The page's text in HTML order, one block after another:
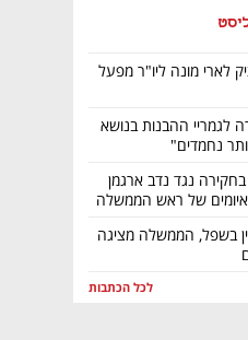
לארי מונה ליו"ר מפעל
לגמריי ההבנות בנושא
נחמדים"
נגד נדב ארגמן
של ראש הממשלה
בשפל, הממשלה מציגה
לכל הכתבות